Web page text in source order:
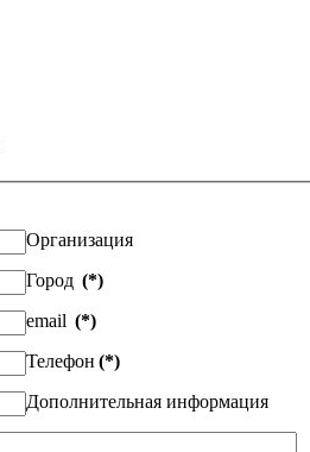
Организация
Город (*)
email (*)
Телефон (*)
Дополнительная информация